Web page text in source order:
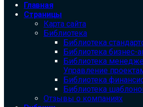
Главная
Страницы
Карта сайта
Библиотека
Библиотека
Библиотека бизнес-
Библиотека
Управление
Библиотека
Библиотека
Отзывы о компаниях